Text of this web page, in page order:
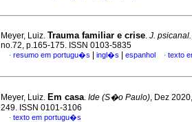
Meyer, Luiz. Trauma familiar e crise. J. psicanal.
no.72, p.165-175. ISSN 0103-5835
· resumo em portugu�s ingl�s espanhol · texto
Meyer, Luiz. Em casa. Ide (S�o Paulo), Dez
249. ISSN 0101-3106
· texto em portugu�s